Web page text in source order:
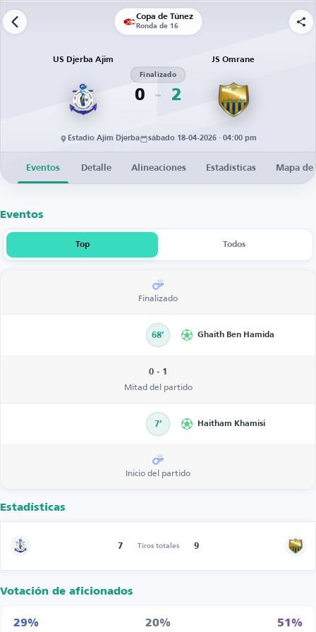
Copa de Túnez
Ronda de 16
US Djerba Ajim
0
Finalizado
2
JS Omrane
Estadio Ajim Djerba sábado 18-04-2026 · 04:00 pm
Eventos Detalle Alineaciones Estadísticas Mapa
Eventos
Top Todos
Finalizado
68’ Ghaith Ben Hamida
0 - 1
Mitad del partido
7’ Haitham Khamisi
Inicio del partido
Estadísticas
7 Tiros totales 9
Votación de aficionados
29% 20% 51%